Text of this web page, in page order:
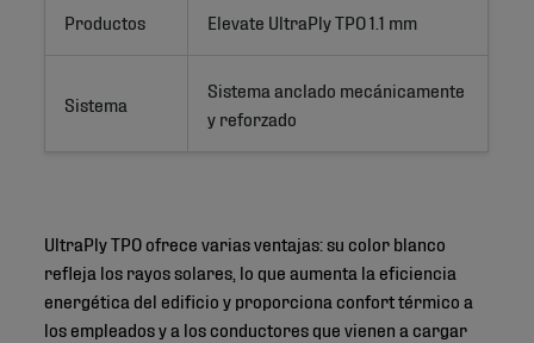
Productos Elevate UltraPly TPO 1.1 mm
Sistema
Sistema anclado mecánicamente
y reforzado
UltraPly TPO ofrece varias ventajas: su color blanco
refleja los rayos solares, lo que aumenta la eficiencia
energética del edificio y proporciona confort térmico a
los empleados y a los conductores que vienen a cargar